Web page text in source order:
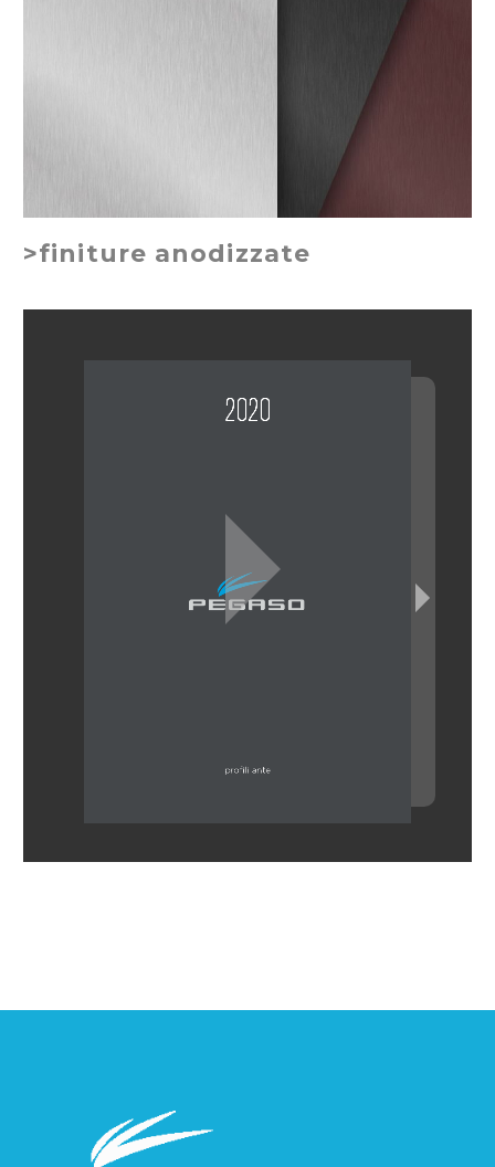
>finiture anodizzate